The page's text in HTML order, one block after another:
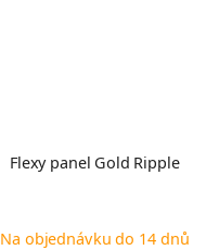
Flexy panel Gold Ripple
Na objednávku do 14 dnů